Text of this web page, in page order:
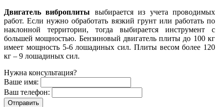
Двигатель виброплиты выбирается из учета проводимых
работ. Если нужно обработать вязкий грунт или работать по
наклонной территории, тогда выбирается инструмент с
большей мощностью. Бензиновый двигатель плиты до 100 кг
имеет мощность 5-6 лошадиных сил. Плиты весом более 120
кг – 9 лошадиных сил.
Нужна консультация?
Ваше имя:
Ваш телефон: